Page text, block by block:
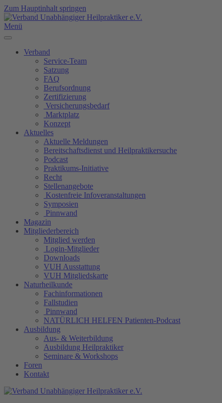
Zum Hauptinhalt springen
Menü
Verband
Service-Team
Satzung
FAQ
Berufsordnung
Zertifizierung
Versicherungsbedarf
Marktplatz
Konzept
Aktuelles
Aktuelle Meldungen
Bereitschaftsdienst und Heilpraktikersuche
Podcast
Praktikums-Initiative
Recht
Stellenangebote
Kostenfreie Infoveranstaltungen
Symposien
Pinnwand
Magazin
Mitgliederbereich
Mitglied werden
Login-Mitglieder
Downloads
VUH Ausstattung
VUH Mitgliedskarte
Naturheilkunde
Fachinformationen
Fallstudien
Pinnwand
NATÜRLICH HELFEN Patienten-Podcast
Ausbildung
Aus- & Weiterbildung
Ausbildung Heilpraktiker
Seminare & Workshops
Foren
Kontakt